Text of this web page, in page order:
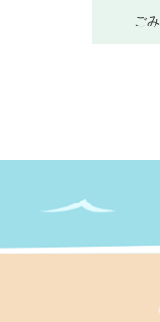
ごみ